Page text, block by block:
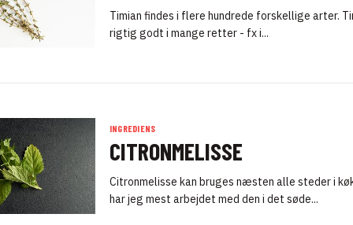
Timian findes i flere hundrede forskellige arter.
rigtig godt i mange retter - fx i...
INGREDIENS
CITRONMELISSE
Citronmelisse kan bruges næsten alle steder i
har jeg mest arbejdet med den i det søde...